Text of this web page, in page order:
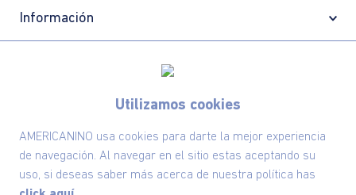
Utilizamos cookies
AMERICANINO usa cookies para darte la mejor experiencia
de navegación. Al navegar en el sitio estas aceptando su
uso, si deseas saber más acerca de nuestra política has
Información